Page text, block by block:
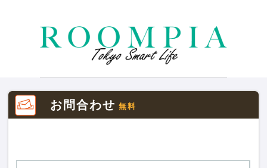
お問合わせ 無料